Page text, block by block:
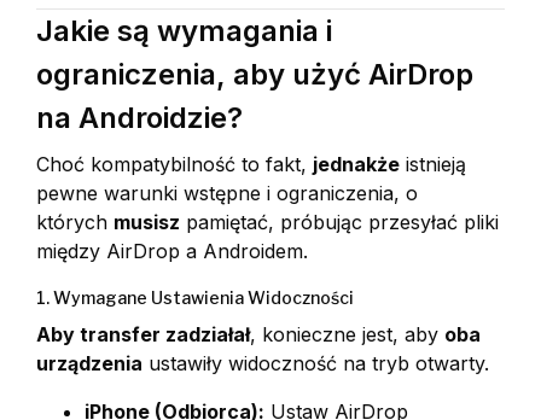
Jakie są wymagania i
ograniczenia, aby użyć AirDrop
na Androidzie?
Choć kompatybilność to fakt, jednakże istnieją
pewne warunki wstępne i ograniczenia, o
których musisz pamiętać, próbując przesyłać pliki
między AirDrop a Androidem.
1. Wymagane Ustawienia Widoczności
Aby transfer zadziałał, konieczne jest, aby oba
urządzenia ustawiły widoczność na tryb otwarty.
iPhone (Odbiorca): Ustaw AirDrop